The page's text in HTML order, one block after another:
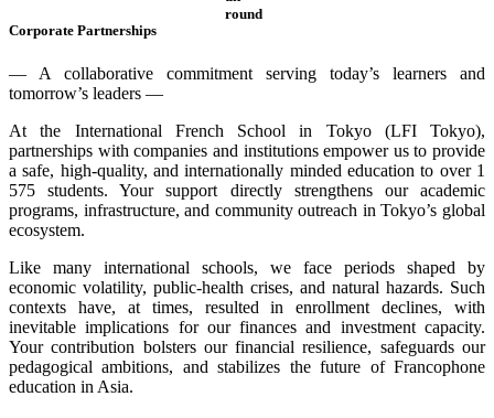
Corporate Partnerships
— A collaborative commitment serving today’s learners and
tomorrow’s leaders —
At the International French School in Tokyo (LFI Tokyo),
partnerships with companies and institutions empower us to provide
a safe, high-quality, and internationally minded education to over 1
575 students. Your support directly strengthens our academic
programs, infrastructure, and community outreach in Tokyo’s global
ecosystem.
Like many international schools, we face periods shaped by
economic volatility, public-health crises, and natural hazards. Such
contexts have, at times, resulted in enrollment declines, with
inevitable implications for our finances and investment capacity.
Your contribution bolsters our financial resilience, safeguards our
pedagogical ambitions, and stabilizes the future of Francophone
education in Asia.